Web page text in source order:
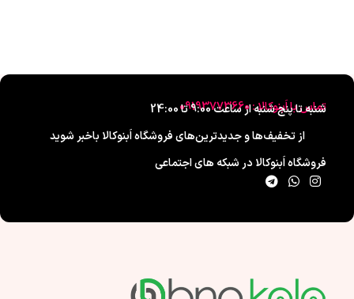
تماس با اَبنوکالا : 09193773660
شنبه تا پنج شنبه از ساعت 9:00 تا 24:00
از تخفیف‌ها و جدیدترین‌های فروشگاه اَبنوکالا باخبر شوید
فروشگاه اَبنوکالا در شبکه های اجتماعی